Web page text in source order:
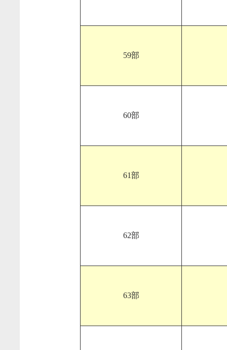
59部
60部
61部
62部
63部